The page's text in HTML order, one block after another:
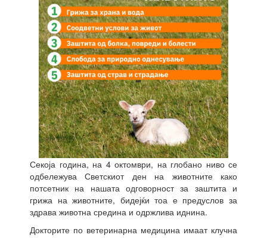
Секоја година, на 4 октомври, на глобано ниво се
одбележува Светскиот ден на животните како
потсетник на нашата одговорност за заштита и
грижа на животните, бидејќи тоа е предуслов за
здрава животна средина и одржлива иднина.
Докторите по ветеринарна медицина имаат клучна